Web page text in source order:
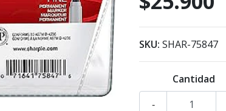
SKU: SHAR-75847
Cantidad
-